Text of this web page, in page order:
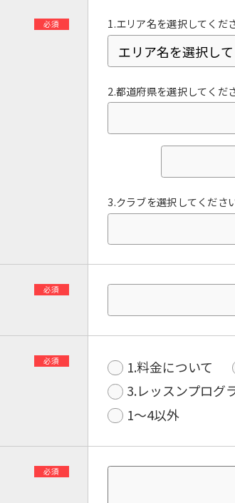
必須 1.エリア名を選択してくだ
2.都道府県を選択してくだ
3.クラブを選択してください
必須
必須 1.料金について
3.レッスンプログ
1〜4以外
必須